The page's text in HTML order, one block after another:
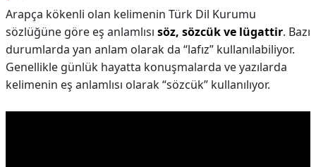
Arapça kökenli olan kelimenin Türk Dil Kurumu
sözlüğüne göre eş anlamlısı söz, sözcük ve lügattir. Bazı
durumlarda yan anlam olarak da “lafız” kullanılabiliyor.
Genellikle günlük hayatta konuşmalarda ve yazılarda
kelimenin eş anlamlısı olarak “sözcük” kullanılıyor.